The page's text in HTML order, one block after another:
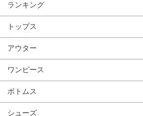
ランキング
トップス
アウター
ワンピース
ボトムス
シューズ